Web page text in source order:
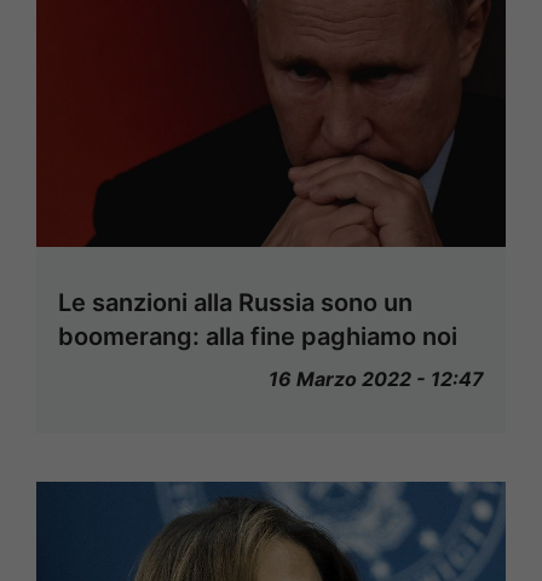
Le sanzioni alla Russia sono un
boomerang: alla fine paghiamo noi
16 Marzo 2022 - 12:47